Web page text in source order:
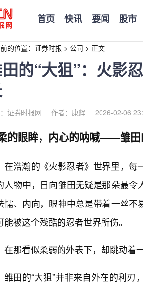
首页 快讯 要闻 股市
的位置： 证券时报 > 公司 > 正文
的“大狙”：火影
证券时报网 作者：康辉 2026-02-06
的眼眸，内心的呐喊——雏田
在浩瀚的《火影忍者》世界里，每
人物中，日向雏田无疑是那朵最
懦、内向，眼神中总是带着一丝
能被这个残酷的忍者世界所伤。
在那看似柔弱的外表下，却跳动着
雏田的“大狙”并非来自外在的利